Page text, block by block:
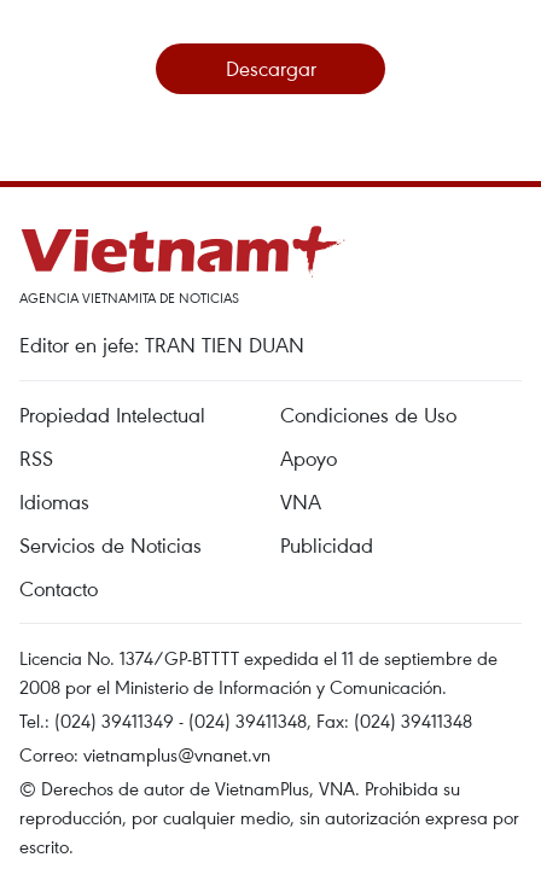
Descargar
AGENCIA VIETNAMITA DE NOTICIAS
Editor en jefe: TRAN TIEN DUAN
Propiedad Intelectual
Condiciones de Uso
RSS
Apoyo
Idiomas
VNA
Servicios de Noticias
Publicidad
Contacto
Licencia No. 1374/GP-BTTTT expedida el 11 de septiembre de
2008 por el Ministerio de Información y Comunicación.
Tel.: (024) 39411349 - (024) 39411348, Fax: (024) 39411348
Correo: vietnamplus@vnanet.vn
© Derechos de autor de VietnamPlus, VNA. Prohibida su
reproducción, por cualquier medio, sin autorización expresa por
escrito.